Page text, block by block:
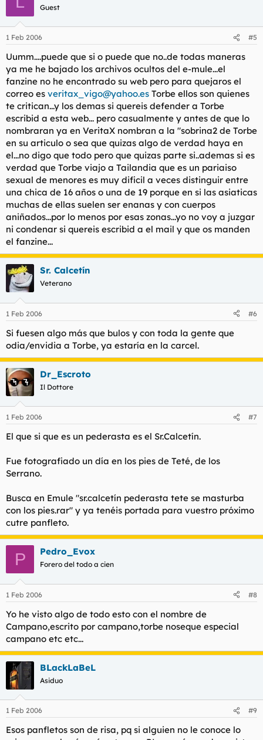
Guest
1 Feb 2006 #5
Uumm....puede que si o puede que no..de todas maneras
ya me he bajado los archivos ocultos del e-mule...el
fanzine no he encontrado su web pero para quejaros el
correo es veritax_vigo@yahoo.es Torbe ellos son quienes
te critican...y los demas si quereis defender a Torbe
escribid a esta web... pero casualmente y antes de que lo
nombraran ya en VeritaX nombran a la "sobrina2 de Torbe
en su articulo o sea que quizas algo de verdad haya en
el...no digo que todo pero que quizas parte si..ademas si es
verdad que Torbe viajo a Tailandia que es un pariaiso
sexual de menores es muy dificil a veces distinguir entre
una chica de 16 años o una de 19 porque en si las asiaticas
muchas de ellas suelen ser enanas y con cuerpos
aniñados...por lo menos por esas zonas...yo no voy a juzgar
ni condenar si quereis escribid a el mail y que os manden
el fanzine...
Sr. Calcetín
Veterano
1 Feb 2006 #6
Si fuesen algo más que bulos y con toda la gente que
odia/envidia a Torbe, ya estaría en la carcel.
Dr_Escroto
Il Dottore
1 Feb 2006 #7
El que si que es un pederasta es el Sr.Calcetín.
Fue fotografiado un día en los pies de Teté, de los
Serrano.
Busca en Emule "sr.calcetín pederasta tete se masturba
con los pies.rar" y ya tenéis portada para vuestro próximo
cutre panfleto.
P Pedro_Evox
Forero del todo a cien
1 Feb 2006 #8
Yo he visto algo de todo esto con el nombre de
Campano,escrito por campano,torbe noseque especial
campano etc etc...
BLackLaBeL
Asiduo
1 Feb 2006 #9
Esos panfletos son de risa, pq si alguien no le conoce lo